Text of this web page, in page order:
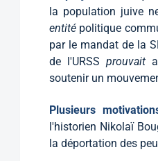
la population juive
entitépolitique
par le mandat de la
de l'URSS prouvait
soutenir un
Plusieurs
l'historien Nikolaï
la déportation des